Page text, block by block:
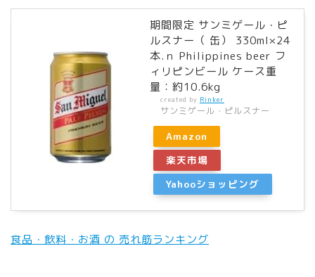
期間限定 サンミゲール・ピ
ルスナー（ 缶） 330ml×24
本.ｎ Philippines beer フ
ィリピンビール ケース重
量：約10.6kg
created by Rinker
サンミゲール・ピルスナー
Amazon
楽天市場
Yahooショッピング
食品・飲料・お酒 の 売れ筋ランキング